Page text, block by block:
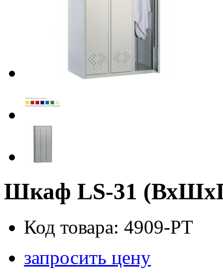
Шкаф LS‑31
Код товара: 4909-PT
запросить цену